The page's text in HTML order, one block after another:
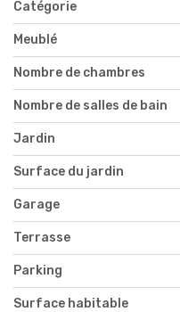
Catégorie
Meublé
Nombre de chambres
Nombre de salles de bain
Jardin
Surface du jardin
Garage
Terrasse
Parking
Surface habitable